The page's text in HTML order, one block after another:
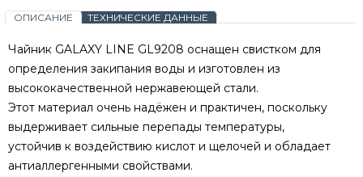
ОПИСАНИЕ ТЕХНИЧЕСКИЕ ДАННЫЕ
Чайник GALAXY LINE GL9208 оснащен свистком для
определения закипания воды и изготовлен из
высококачественной нержавеющей стали.
Этот материал очень надёжен и практичен, поскольку
выдерживает сильные перепады температуры,
устойчив к воздействию кислот и щелочей и обладает
антиаллергенными свойствами.